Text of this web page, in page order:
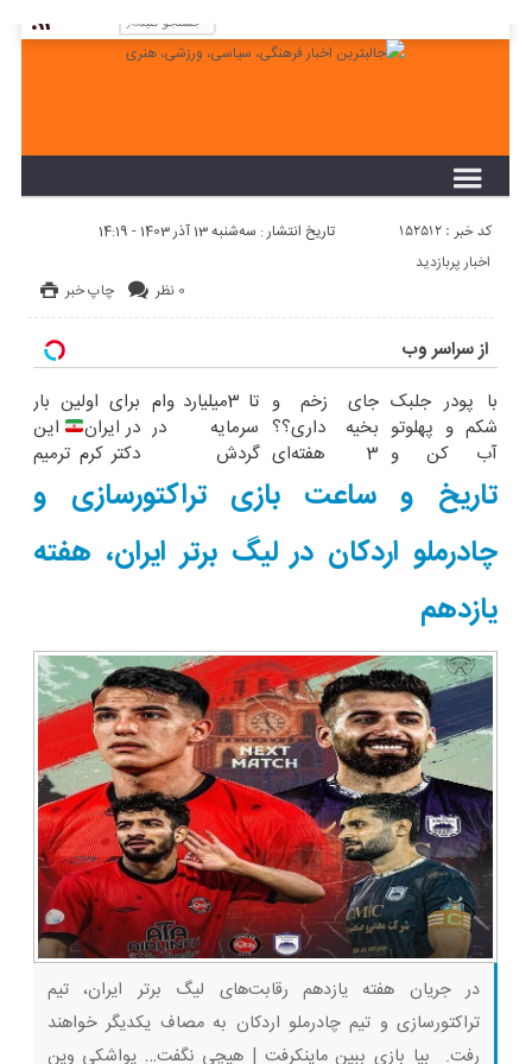
برويد و منوي خود را ايجاد كنيد!
کد خبر : 152512 تاریخ انتشار : سه‌شنبه 13 آذر 1403 - 14:19
چاپ خبر 0 نظر
اخبار پربازدید
از سراسر وب
با پودر جلبک
شکم و پهلوتو
آب کن و
مانکن
شو(تخفیف تا
امشب)
جای زخم و
بخیه داری؟؟
3 هفته‌ای
محوش کن!
تا 3میلیارد وام
سرمایه در
گردش
فروشندگان =>
فروشگاهت رو
ثبت کن
برای اولین بار
در ایران
این
دکتر کرم ترمیم
ساخت!
تاریخ و ساعت بازی تراکتورسازی و
چادرملو اردکان در لیگ برتر ایران، هفته
یازدهم
در جریان هفته یازدهم رقابت‌های لیگ برتر ایران، تیم
تراکتورسازی و تیم چادرملو اردکان به مصاف یکدیگر خواهند
رفت. بیا بازی ببین ماینکرفت | هیچی نگفت… یواشکی وین